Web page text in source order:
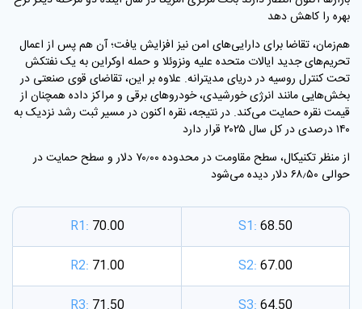
بهره را کاهش دهد
هم‌زمان، تقاضا برای دارایی‌های امن نیز افزایش یافت؛ آن هم پس از اعمال
تحریم‌های جدید ایالات متحده علیه ونزوئلا و حمله اوکراین به یک نفتکش
تحت کنترل روسیه در دریای مدیترانه. علاوه بر این، تقاضای قوی صنعتی در
بخش‌هایی مانند انرژی خورشیدی، خودروهای برقی و مراکز داده همچنان از
قیمت نقره حمایت می‌کند. در نتیجه، نقره اکنون در مسیر ثبت رشد نزدیک به
۱۴۰ درصدی در کل سال ۲۰۲۵ قرار دارد
از منظر تکنیکال، سطح مقاومت در محدوده ۷۰٫۰۰ دلار و سطح حمایت در
حوالی ۶۸٫۵۰ دلار دیده می‌شود
R1: 70.00 S1: 68.50
R2: 71.00 S2: 67.00